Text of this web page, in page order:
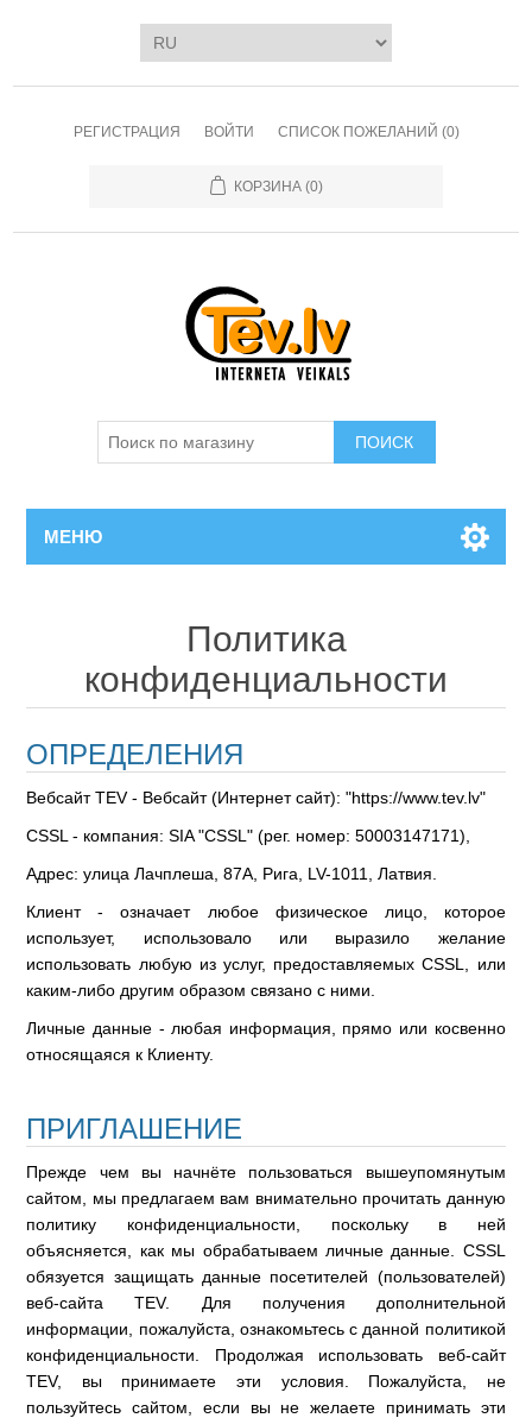
РЕГИСТРАЦИЯ ВОЙТИ СПИСОК ПОЖЕЛАНИЙ (0)
КОРЗИНА (0)
ПОИСК
МЕНЮ
Политика
конфиденциальности
ОПРЕДЕЛЕНИЯ
Вебсайт TEV - Вебсайт (Интернет сайт): "https://www.tev.lv"
CSSL - компания: SIA "CSSL" (рег. номер: 50003147171),
Адрес: улица Лачплеша, 87А, Рига, LV-1011, Латвия.
Клиент - означает любое физическое лицо, которое
использует, использовало или выразило желание
использовать любую из услуг, предоставляемых CSSL, или
каким-либо другим образом связано с ними.
Личные данные - любая информация, прямо или косвенно
относящаяся к Клиенту.
ПРИГЛАШЕНИЕ
Прежде чем вы начнёте пользоваться вышеупомянутым
сайтом, мы предлагаем вам внимательно прочитать данную
политику конфиденциальности, поскольку в ней
объясняется, как мы обрабатываем личные данные. CSSL
обязуется защищать данные посетителей (пользователей)
веб-сайта TEV. Для получения дополнительной
информации, пожалуйста, ознакомьтесь с данной политикой
конфиденциальности. Продолжая использовать веб-сайт
TEV, вы принимаете эти условия. Пожалуйста, не
пользуйтесь сайтом, если вы не желаете принимать эти